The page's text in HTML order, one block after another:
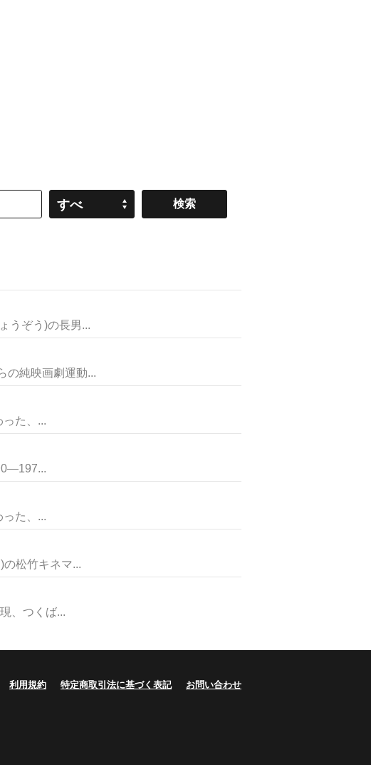
すべ
うぞう)の長男...
の純映画劇運動...
た、...
た、...
松竹キネマ...
、つくば...
利用規約 特定商取引法に基づく表記 お問い合わせ